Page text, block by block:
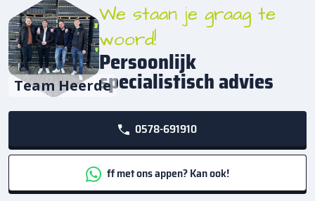
Team Heerde
We staan je graag te
woord!
Persoonlijk
specialistisch advies
0578-691910
ff met ons appen? Kan ook!